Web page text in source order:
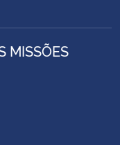
MISSÕES